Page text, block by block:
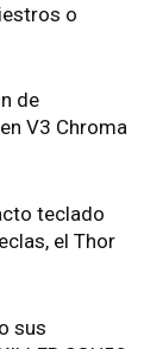
o
de
V3 Chroma
teclado
el Thor
sus